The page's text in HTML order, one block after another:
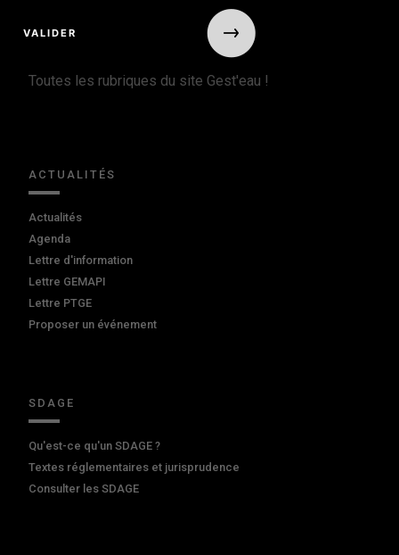
Toutes les rubriques du site Gest'eau !
ACTUALITÉS
Actualités
Agenda
Lettre d'information
Lettre GEMAPI
Lettre PTGE
Proposer un événement
SDAGE
Qu'est-ce qu'un SDAGE ?
Textes réglementaires et jurisprudence
Consulter les SDAGE